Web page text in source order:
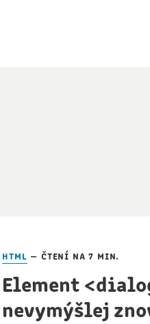
html — čtení na 7 min.
Element
nevymýšlej